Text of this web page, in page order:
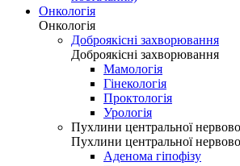
Онкологія
Онкологія
Доброякісні захворювання
Доброякісні захворювання
Мамологія
Гінекологія
Проктологія
Урологія
Пухлини центральної
Пухлини центральної
Аденома гіпофізу